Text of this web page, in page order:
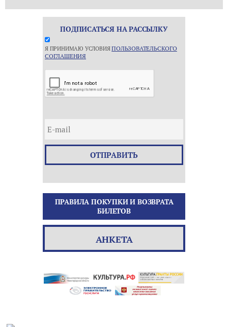
ПОДПИСАТЬСЯ НА РАССЫЛКУ
Я ПРИНИМАЮ УСЛОВИЯПОЛЬЗОВАТЕЛЬСКОГО
СОГЛАШЕНИЯ
ОТПРАВИТЬ
ПРАВИЛА ПОКУПКИ И ВОЗВРАТА
БИЛЕТОВ
АНКЕТА